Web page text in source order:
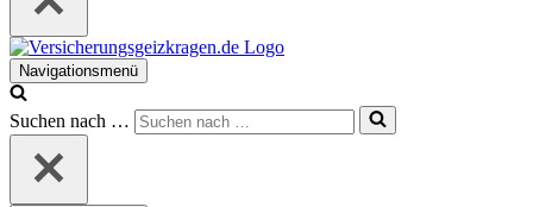
Navigationsmenü
Suchen nach …